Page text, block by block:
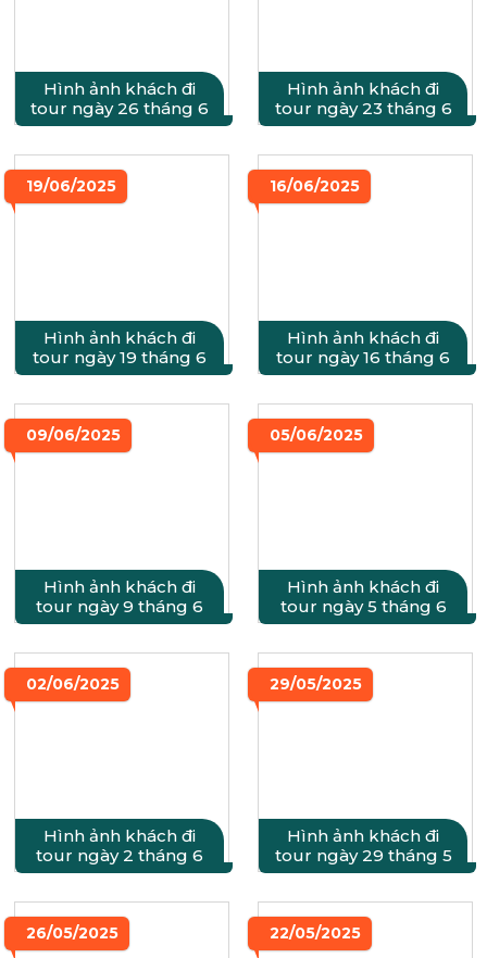
Hình ảnh khách đi
tour ngày 26 tháng 6
Hình ảnh khách đi
tour ngày 23 tháng 6
19/06/2025
Hình ảnh khách đi
tour ngày 19 tháng 6
16/06/2025
Hình ảnh khách đi
tour ngày 16 tháng 6
09/06/2025
Hình ảnh khách đi
tour ngày 9 tháng 6
05/06/2025
Hình ảnh khách đi
tour ngày 5 tháng 6
02/06/2025
Hình ảnh khách đi
tour ngày 2 tháng 6
29/05/2025
Hình ảnh khách đi
tour ngày 29 tháng 5
26/05/2025 22/05/2025